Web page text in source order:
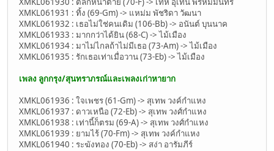
XMKL061931 : ทิ้ง (69-Gm) -> แหม่ม พัชริดา วัฒนา
XMKL061932 : เธอไม่ใช่คนเดิม (106-Bb) -> อนันต์ บุนนาค
XMKL061933 : มากกว่าได้ยิน (68-C) -> ไม้เมือง
XMKL061934 : มาไม่ไกลถ้าไม่มีเธอ (73-Am) -> ไม้เมือง
XMKL061935 : รักเธอเท่าเมื่อวาน (73-Eb) -> ไม้เมือง
เพลง ลูกกรุง/สุนทราภรณ์และเพลงเก่าหายาก
XMKL061936 : ใจเพชร (61-Gm) -> สุเทพ วงค์กำแหง
XMKL061937 : ดาวเหนือ (72-Eb) -> สุเทพ วงศ์กำแหง
XMKL061938 : เท่านี้ก็ตรม (69-A) -> สุเทพ วงศ์กำแหง
XMKL061939 : ยามไร้ (70-Fm) -> สุเทพ วงค์กำแหง
XMKL061940 : ระฆังทอง (70-Eb) -> สง่า อารัมภีร์